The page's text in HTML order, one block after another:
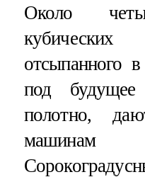
Около
кубических
отсыпанного
под будущее
полотно,